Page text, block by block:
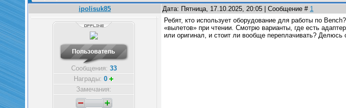
ipolisuk85 Дата: Пятница, 17.10.2025, 20:05 | Сообщение # 1
Сообщения: 33
Награды: 0
Замечания:
Ребят, кто использует оборудование для работы по
«вылетов» при чтении. Смотрю варианты, где есть
или оригинал, и стоит ли вообще переплачивать?